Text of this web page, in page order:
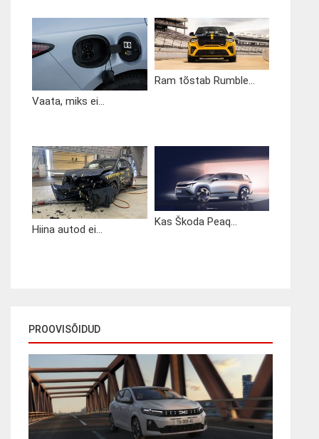
Vaata, miks ei...
Ram tõstab Rumble...
Hiina autod ei...
Kas Škoda Peaq...
PROOVISÕIDUD